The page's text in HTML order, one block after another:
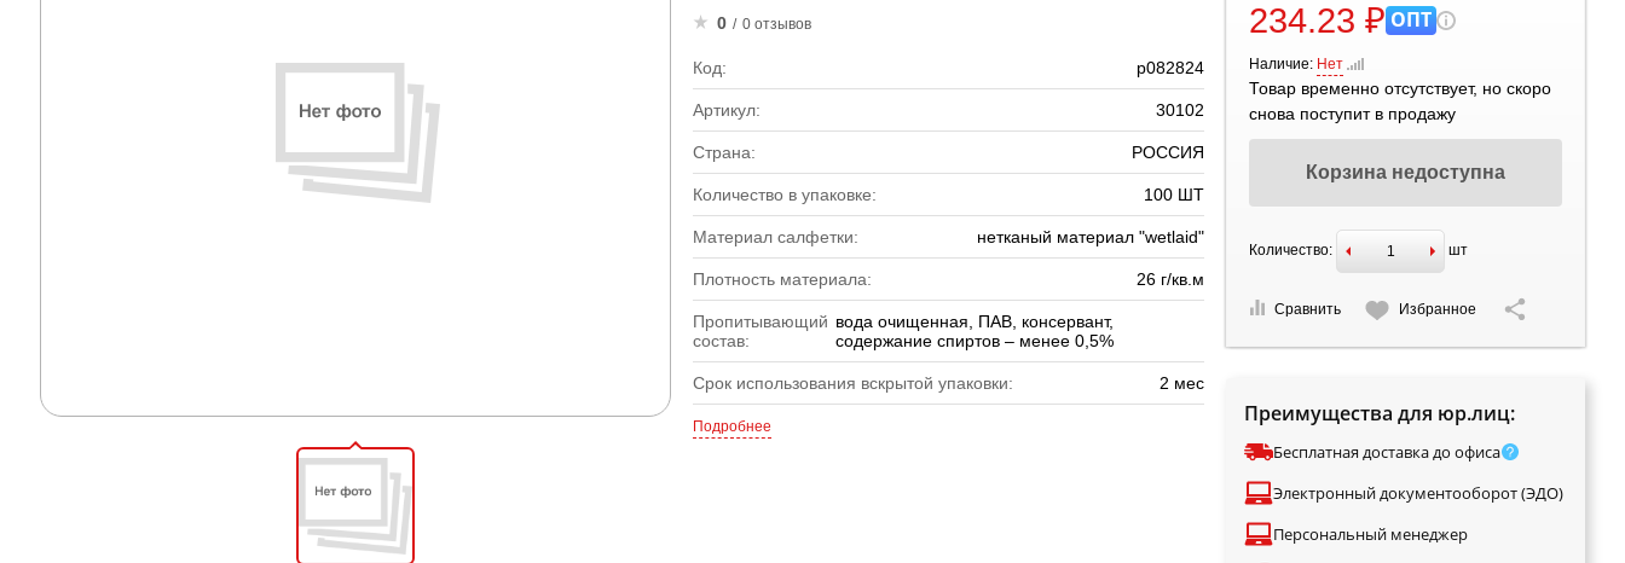
0 / 0 отзывов
Код: р082824
Артикул: 30102
Страна: РОССИЯ
Количество в упаковке: 100 ШТ
Материал салфетки: нетканый материал "wetlaid"
Плотность материала: 26 г/кв.м
Пропитывающий
состав:
вода очищенная, ПАВ, консервант,
содержание спиртов – менее 0,5%
Срок использования вскрытой упаковки: 2 мес
Подробнее
234.23 ₽ ОПТ
Наличие: Нет
Товар временно отсутствует, но скоро
снова поступит в продажу
Корзина недоступна
Количество: шт
Сравнить Избранное
Преимущества для юр.лиц:
Бесплатная доставка до офиса
Электронный документооборот (ЭДО)
Персональный менеджер